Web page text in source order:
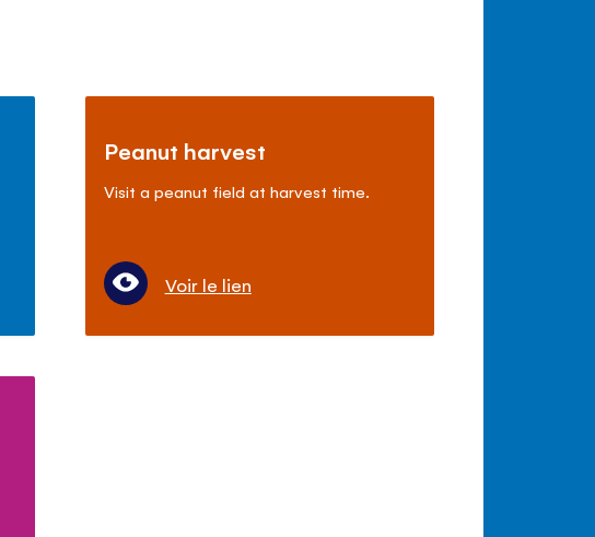
Peanut harvest
Visit a peanut field at harvest time.
Voir le lien